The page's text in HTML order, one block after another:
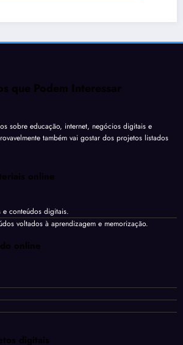
que Podem Interessar
sobre educação, internet, negócios digitais e
também vai gostar dos projetos listados
online
conteúdos digitais.
voltados à aprendizagem e memorização.
online
digitais